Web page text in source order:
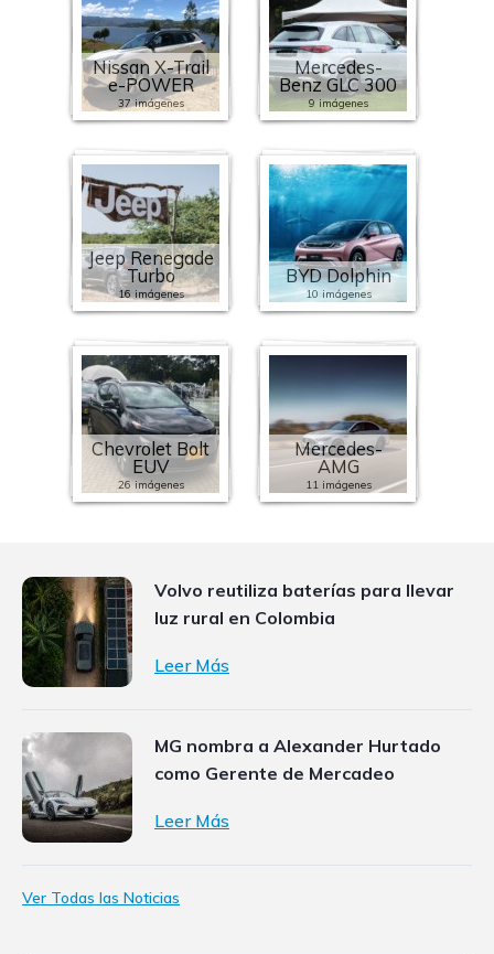
Nissan X-Trail
e-POWER
37 imágenes
Mercedes-
Benz GLC 300
9 imágenes
Jeep Renegade
Turbo
16 imágenes
BYD Dolphin
10 imágenes
Chevrolet Bolt
EUV
26 imágenes
Mercedes-
AMG
11 imágenes
Volvo reutiliza baterías para llevar
luz rural en Colombia
Leer Más
MG nombra a Alexander Hurtado
como Gerente de Mercadeo
Leer Más
Ver Todas las Noticias